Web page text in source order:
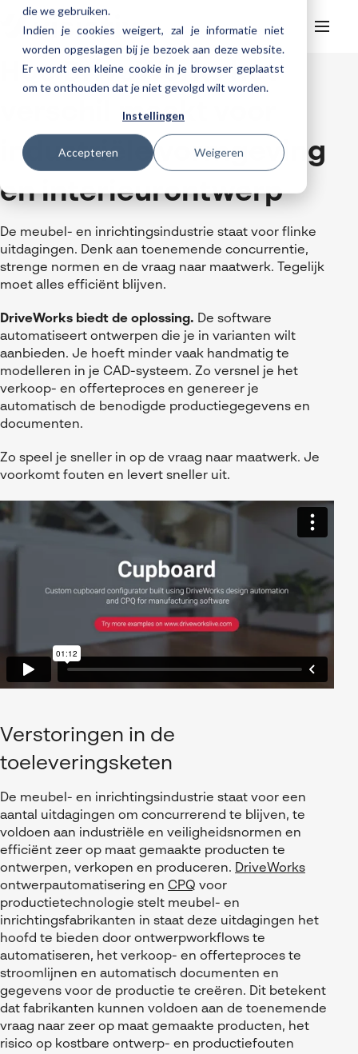
die we gebruiken.
Indien je cookies weigert, zal je informatie niet
worden opgeslagen bij je bezoek aan deze website.
Er wordt een kleine cookie in je browser geplaatst
om te onthouden dat je niet gevolgd wilt worden.
Instellingen
Accepteren Weigeren
HelpdeskWebinars
SOLIDWORKS Design
AI in SOLIDWORKS Design
SOLIDWORKS Design Ultimate
CATIA
nTopology
DriveWorks
DraftSight
Manufacturing
DELMIA
Databeheer & PLM
Visiativ PLM
ENOVIA
3DEXPERIENCE Cloud Simulation
SOLIDWORKS Simulation
Consultancy diensten
Meer
SOLIDWORKS Composer
SOLIDWORKS Visualize
SOLIDWORKS Electrical
SOLIDWORKS Inspection
Spare Parts Platform
CATIA Composer
Cloud services for SOLIDWORKS
Trainingen
Trainingskalender
My Visiativ Login
Onderhoudscontract SOLIDWORKS
Over Visiativ
Ons bedrijf
Werken bij Visiativ
Evenementen
MyCAD Day 2026
Referenties
Acties en promoties
Kennis
FAQs SOLIDWORKS
Contact
Hoe DriveWorks het
verschil maakt voor
industriële vormgeving
en interieurontwerp
De meubel- en inrichtingsindustrie staat voor flinke
uitdagingen. Denk aan toenemende concurrentie,
strenge normen en de vraag naar maatwerk. Tegelijk
moet alles efficiënt blijven.
DriveWorks biedt de oplossing. De software
automatiseert ontwerpen die je in varianten wilt
aanbieden. Je hoeft minder vaak handmatig te
modelleren in je CAD-systeem. Zo versnel je het
verkoop- en offerteproces en genereer je
automatisch de benodigde productiegegevens en
documenten.
Zo speel je sneller in op de vraag naar maatwerk. Je
voorkomt fouten en levert sneller uit.
Verstoringen in de
toeleveringsketen
De meubel- en inrichtingsindustrie staat voor een
aantal uitdagingen om concurrerend te blijven, te
voldoen aan industriële en veiligheidsnormen en
efficiënt zeer op maat gemaakte producten te
ontwerpen, verkopen en produceren. DriveWorks
ontwerpautomatisering en CPQ voor
productietechnologie stelt meubel- en
inrichtingsfabrikanten in staat deze uitdagingen het
hoofd te bieden door ontwerpworkflows te
automatiseren, het verkoop- en offerteproces te
stroomlijnen en automatisch documenten en
gegevens voor de productie te creëren. Dit betekent
dat fabrikanten kunnen voldoen aan de toenemende
vraag naar zeer op maat gemaakte producten, het
risico op kostbare ontwerp- en productiefouten